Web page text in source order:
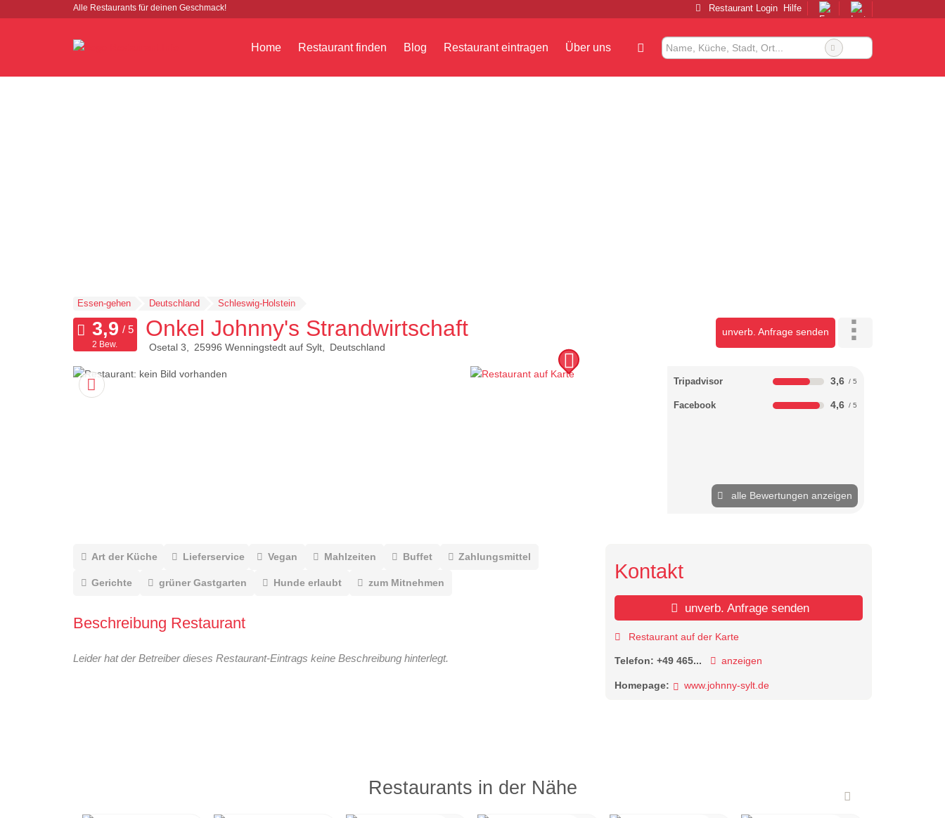
Alle Restaurants für deinen Geschmack! Restaurant Login Hilfe
Home Restaurant finden Blog Restaurant eintragen Über uns
Essen-gehen Deutschland Schleswig-Holstein
Onkel Johnny's Strandwirtschaft
Osetal 3 25996 Wenningstedt auf Sylt Deutschland
unverb. Anfrage senden
2 Bew.
Tripadvisor 3,6
Facebook 4,6
alle Bewertungen anzeigen
Art der Küche Lieferservice Vegan Mahlzeiten Buffet Zahlungsmittel
Gerichte grüner Gastgarten Hunde erlaubt zum Mitnehmen
Beschreibung Restaurant
Leider hat der Betreiber dieses Restaurant-Eintrags keine Beschreibung hinterlegt.
Kontakt
unverb. Anfrage senden
Restaurant auf der Karte
Telefon:+49 465... anzeigen
Homepage: www.johnny-sylt.de
Restaurants in der Nähe